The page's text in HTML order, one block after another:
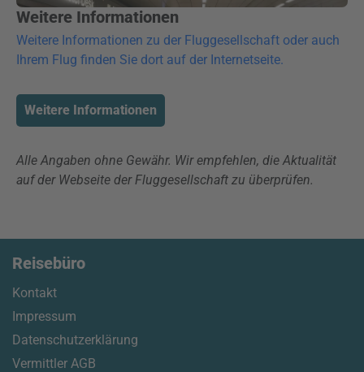
Weitere Informationen
Weitere Informationen zu der Fluggesellschaft oder auch
Ihrem Flug finden Sie dort auf der Internetseite.
Weitere Informationen
Alle Angaben ohne Gewähr. Wir empfehlen, die Aktualität
auf der Webseite der Fluggesellschaft zu überprüfen.
Reisebüro
Kontakt
Impressum
Datenschutzerklärung
Vermittler AGB